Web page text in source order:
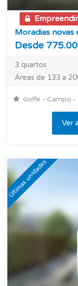
Moradias novas
Desde
3 quartos
Áreas de 133 a
Golfe - Campo -
Ver
Últimas unidades